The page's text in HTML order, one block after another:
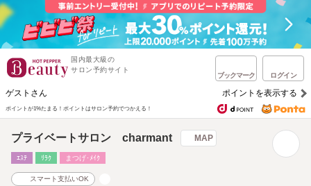
国内最大級の
サロン予約サイト
ブックマーク ログイン
ゲストさん ポイントを表示する
ポイントが1%たまる！ ポイントはサロン予約でつかえる！
プライベートサロン charmant MAP
ｴｽﾃ ﾘﾗｸ まつげ･ﾒｲｸ
スマート支払いOK